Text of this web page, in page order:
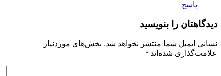
پاسخ
دیدگاهتان را بنویسید
نشانی ایمیل شما منتشر نخواهد شد. بخش‌های موردنیاز
علامت‌گذاری شده‌اند *